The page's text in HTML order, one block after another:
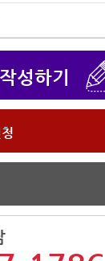
성하기